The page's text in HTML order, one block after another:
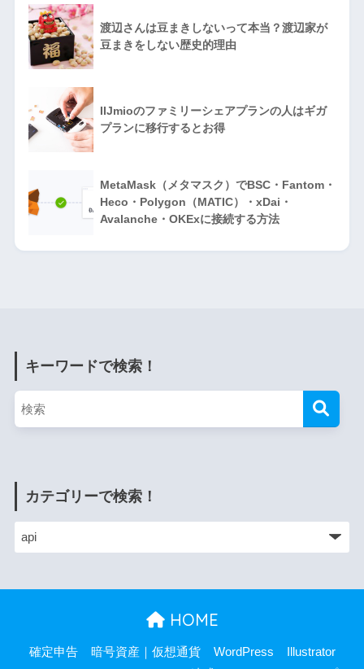
渡辺さんは豆まきしないって本当？渡辺家が
豆まきをしない歴史的理由
IIJmioのファミリーシェアプランの人はギガ
プランに移行するとお得
MetaMask（メタマスク）でBSC・Fantom・
Heco・Polygon（MATIC）・xDai・
Avalanche・OKExに接続する方法
キーワードで検索！
カテゴリーで検索！
HOME
確定申告 暗号資産｜仮想通貨 WordPress
Illustrator